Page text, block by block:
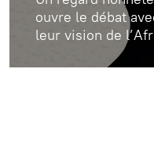
ouvre le débat
leur vision de